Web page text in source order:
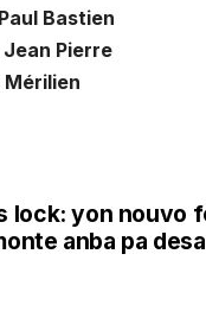
Bastien
Pierre
Mérilien
lock: yon nouvo
anba pa